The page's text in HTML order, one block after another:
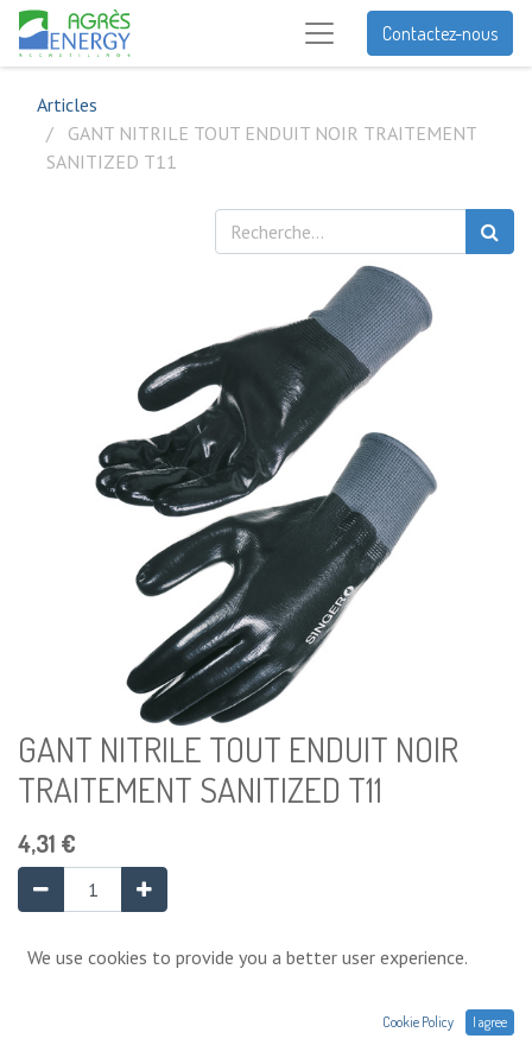
Contactez-nous
Articles
GANT NITRILE TOUT ENDUIT NOIR TRAITEMENT
SANITIZED T11
GANT NITRILE TOUT ENDUIT NOIR
TRAITEMENT SANITIZED T11
4,31 €
Ajouter au panier
We use cookies to provide you a better user experience.
Cookie Policy I agree